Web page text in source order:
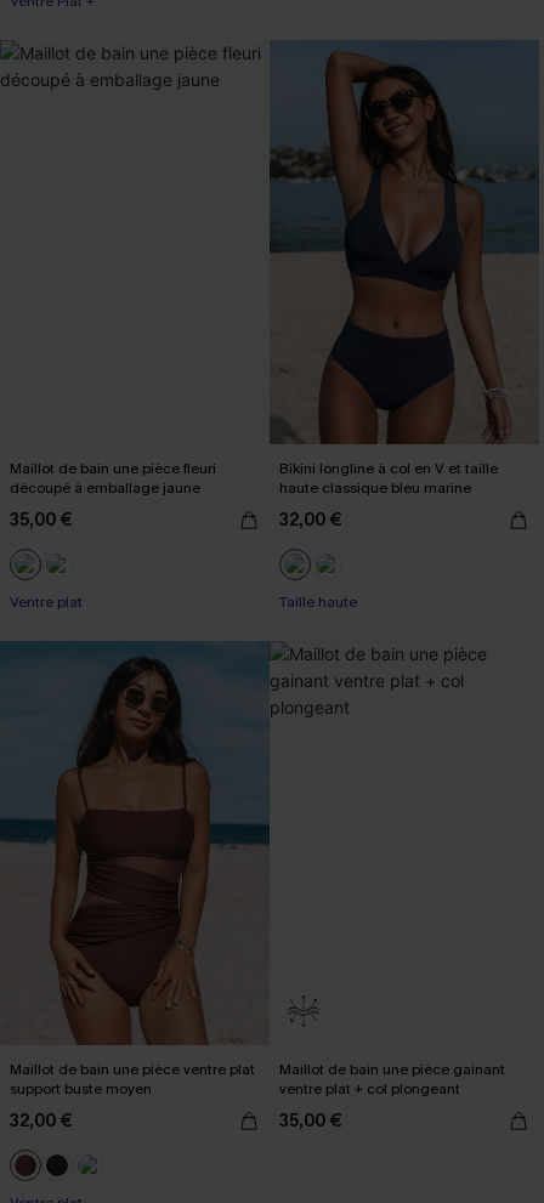
Maillot de bain une pièce fleuri
découpé à emballage jaune
35,00 €
Ventre plat
Bikini longline à col en V et taille
haute classique bleu marine
32,00 €
Taille haute
Maillot de bain une pièce ventre plat
support buste moyen
32,00 €
Maillot de bain une pièce gainant
ventre plat + col plongeant
35,00 €